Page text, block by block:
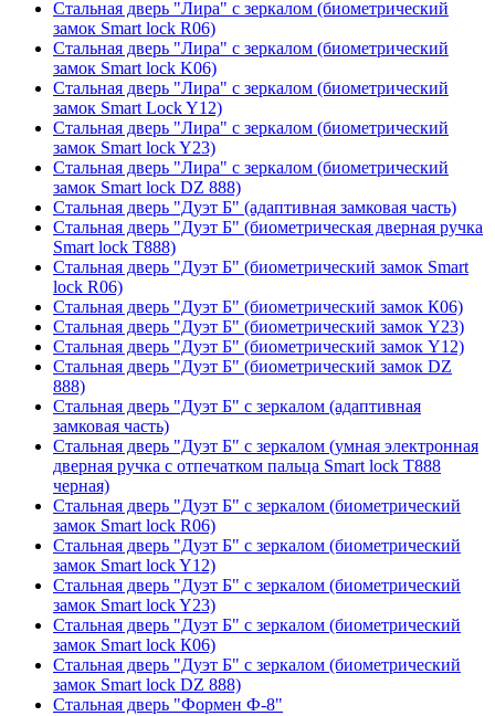
Стальная дверь "Лира" с зеркалом (биометрический
замок Smart lock R06)
Стальная дверь "Лира" с зеркалом (биометрический
замок Smart lock K06)
Стальная дверь "Лира" с зеркалом (биометрический
замок Smart Lock Y12)
Стальная дверь "Лира" с зеркалом (биометрический
замок Smart lock Y23)
Стальная дверь "Лира" с зеркалом (биометрический
замок Smart lock DZ 888)
Стальная дверь "Дуэт Б" (адаптивная замковая часть)
Стальная дверь "Дуэт Б" (биометрическая дверная ручка
Smart lock T888)
Стальная дверь "Дуэт Б" (биометрический замок Smart
lock R06)
Стальная дверь "Дуэт Б" (биометрический замок К06)
Стальная дверь "Дуэт Б" (биометрический замок Y23)
Стальная дверь "Дуэт Б" (биометрический замок Y12)
Стальная дверь "Дуэт Б" (биометрический замок DZ
888)
Стальная дверь "Дуэт Б" с зеркалом (адаптивная
замковая часть)
Стальная дверь "Дуэт Б" с зеркалом (умная электронная
дверная ручка с отпечатком пальца Smart lock T888
черная)
Стальная дверь "Дуэт Б" с зеркалом (биометрический
замок Smart lock R06)
Стальная дверь "Дуэт Б" с зеркалом (биометрический
замок Smart lock Y12)
Стальная дверь "Дуэт Б" с зеркалом (биометрический
замок Smart lock Y23)
Стальная дверь "Дуэт Б" с зеркалом (биометрический
замок Smart lock К06)
Стальная дверь "Дуэт Б" с зеркалом (биометрический
замок Smart lock DZ 888)
Стальная дверь "Формен Ф-8"